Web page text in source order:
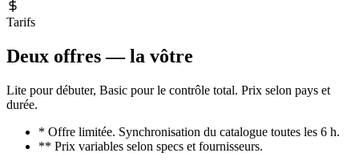
Tarifs
Deux offres — la vôtre
Lite pour débuter, Basic pour le contrôle total. Prix selon pays et
durée.
* Offre limitée. Synchronisation du catalogue toutes les 6 h.
** Prix variables selon specs et fournisseurs.